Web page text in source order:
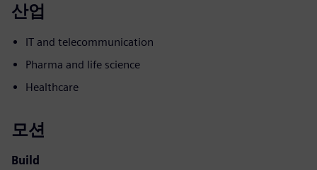
산업
IT and telecommunication
Pharma and life science
Healthcare
모션
Build